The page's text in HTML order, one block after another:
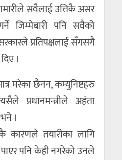
सवैलाई उत्तिकै असर
जिम्मेबारी पनि सवैको
प्रतिपक्षलाई सँगसगै
।
मरेका छैनन, कम्युनिष्टहरु
प्रधानमन्त्रीले अहंता
।
कारणले तयारीका लागि
पनि केही नगरेको उनले